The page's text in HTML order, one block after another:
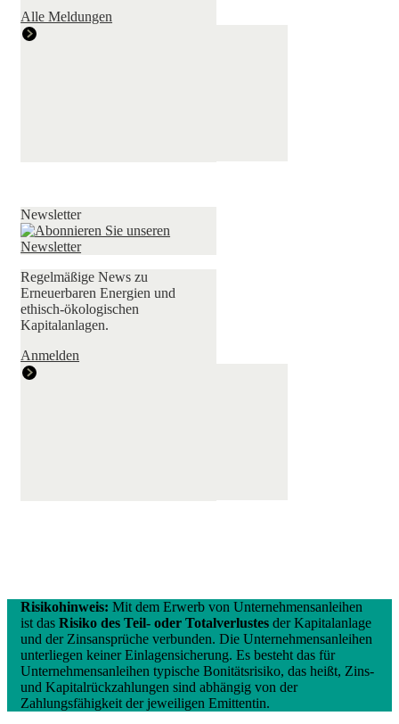
Alle Meldungen
Newsletter
Regelmäßige News zu
Erneuerbaren Energien und
ethisch-ökologischen
Kapitalanlagen.
Anmelden
Risikohinweis: Mit dem Erwerb von Unternehmensanleihen
ist das Risiko des Teil- oder Totalverlustes der Kapitalanlage
und der Zinsansprüche verbunden. Die Unternehmensanleihen
unterliegen keiner Einlagensicherung. Es besteht das für
Unternehmensanleihen typische Bonitätsrisiko, das heißt, Zins-
und Kapitalrückzahlungen sind abhängig von der
Zahlungsfähigkeit der jeweiligen Emittentin.